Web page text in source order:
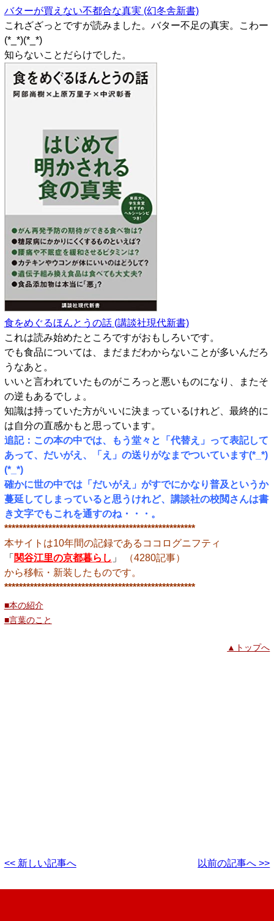
バターが買えない不都合な真実 (幻冬舎新書)
これざざっとですが読みました。バター不足の真実。こわー
(*_*)(*_*)
知らないことだらけでした。
食をめぐるほんとうの話 (講談社現代新書)
これは読み始めたところですがおもしろいです。
でも食品については、まだまだわからないことが多いんだろ
うなあと。
いいと言われていたものがころっと悪いものになり、またそ
の逆もあるでしょ。
知識は持っていた方がいいに決まっているけれど、最終的に
は自分の直感かもと思っています。
追記：この本の中では、もう堂々と「代替え」って表記して
あって、だいがえ、「え」の送りがなまでついています(*_*)
(*_*)
確かに世の中では「だいがえ」がすでにかなり普及というか
蔓延してしまっていると思うけれど、講談社の校閲さんは書
き文字でもこれを通すのね・・・。
****************************************************
本サイトは10年間の記録であるココログニフティ
「 関谷江里の京都暮らし 」
（4280記事）
から移転・新装したものです。
****************************************************
■本の紹介
■言葉のこと
▲トップへ
<< 新しい記事へ 以前の記事へ >>